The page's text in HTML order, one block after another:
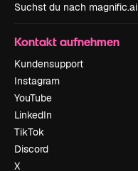
Suchst du nach magnific.ai
Kontakt aufnehmen
Kundensupport
Instagram
YouTube
LinkedIn
TikTok
Discord
X